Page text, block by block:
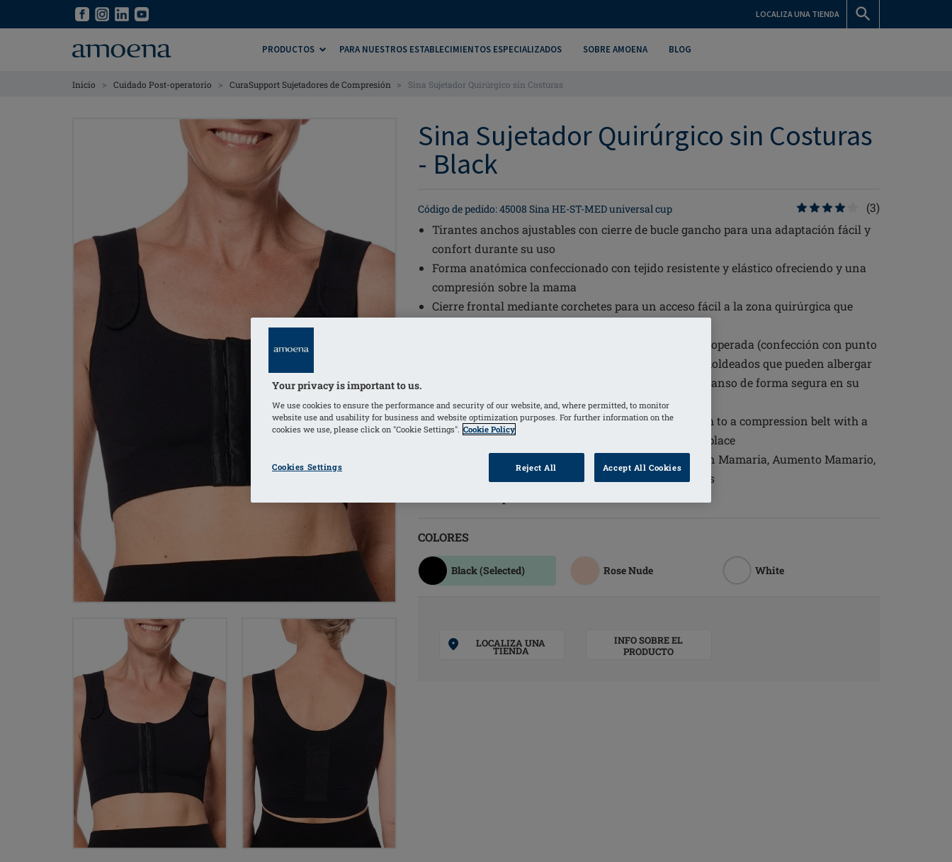
LOCALIZA UNA TIENDA
PRODUCTOS PARA NUESTROS ESTABLECIMIENTOS ESPECIALIZADOS SOBRE AMOENA BLOG
Inicio > Cuidado Post-operatorio > CuraSupport Sujetadores de Compresión > Sina Sujetador Quirúrgico sin Costuras
Sina Sujetador Quirúrgico sin Costuras
- Black
Código de pedido: 45008 Sina HE-ST-MED universal cup
(3)
Tirantes anchos ajustables con cierre de bucle gancho para una adaptación fácil y
confort durante su uso
Forma anatómica confeccionado con tejido resistente y elástico ofreciendo y una
compresión sobre la mama
Cierre frontal mediante corchetes para un acceso fácil a la zona quirúrgica que
Inmovilización y estabilización de la zona mamaria operada (confección con punto
especial en la zona inferior de las copas). Bolsillos moldeados que pueden albergar
una prótesis temporal Priform o Leisure para el descanso de forma segura en su
lugar.
Hook and loop fastener flap in middle back to attach to a compression belt with a
soft compression strap stabiliser to keep the belt in place
Adecuado para: Reconstrucción Mamaria, Reducción Mamaria, Aumento Mamario,
Elevación Mamria, Cirugías Mamarias Oncoplásticas
COLORES
Black(Selected) Rose Nude White
LOCALIZA UNA
TIENDA
INFO SOBRE EL
PRODUCTO
Your privacy is important to us.
We use cookies to ensure the performance and security of our website, and, where permitted, to monitor
website use and usability for business and website optimization purposes. For further information on the
cookies we use, please click on "Cookie Settings". Cookie Policy
Cookies Settings Reject All Accept All Cookies